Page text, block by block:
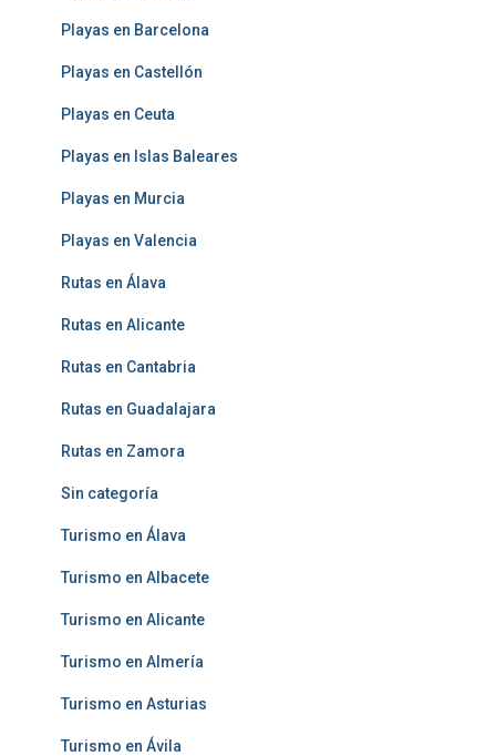
Playas en Barcelona
Playas en Castellón
Playas en Ceuta
Playas en Islas Baleares
Playas en Murcia
Playas en Valencia
Rutas en Álava
Rutas en Alicante
Rutas en Cantabria
Rutas en Guadalajara
Rutas en Zamora
Sin categoría
Turismo en Álava
Turismo en Albacete
Turismo en Alicante
Turismo en Almería
Turismo en Asturias
Turismo en Ávila